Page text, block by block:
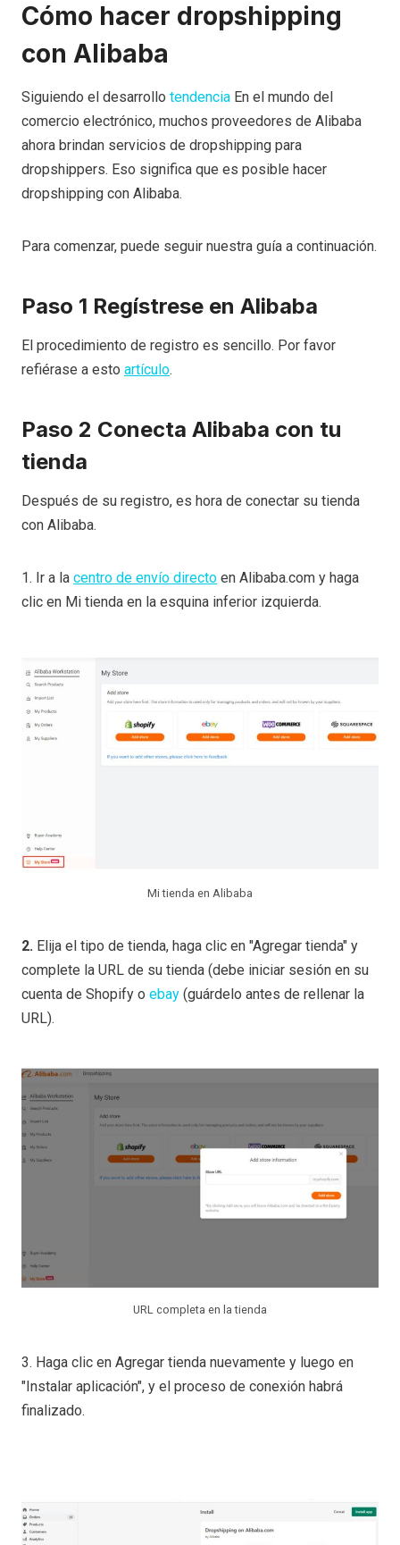
Cómo hacer dropshipping
con Alibaba
Siguiendo el desarrollo tendencia En el mundo del
comercio electrónico, muchos proveedores de Alibaba
ahora brindan servicios de dropshipping para
dropshippers. Eso significa que es posible hacer
dropshipping con Alibaba.
Para comenzar, puede seguir nuestra guía a continuación.
Paso 1 Regístrese en Alibaba
El procedimiento de registro es sencillo. Por favor
refiérase a esto artículo.
Paso 2 Conecta Alibaba con tu
tienda
Después de su registro, es hora de conectar su tienda
con Alibaba.
1. Ir a la centro de envío directo en Alibaba.com y haga
clic en Mi tienda en la esquina inferior izquierda.
Mi tienda en Alibaba
2. Elija el tipo de tienda, haga clic en "Agregar tienda" y
complete la URL de su tienda (debe iniciar sesión en su
cuenta de Shopify o ebay (guárdelo antes de rellenar la
URL).
URL completa en la tienda
3. Haga clic en Agregar tienda nuevamente y luego en
"Instalar aplicación", y el proceso de conexión habrá
finalizado.